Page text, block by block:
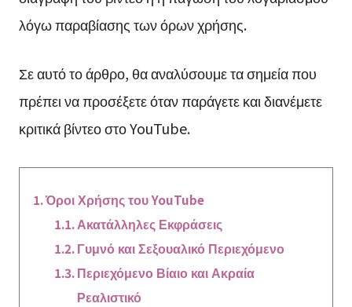
λόγω παραβίασης των όρων χρήσης.
Σε αυτό το άρθρο, θα αναλύσουμε τα σημεία που
πρέπει να προσέξετε όταν παράγετε και διανέμετε
κριτικά βίντεο στο YouTube.
Όροι Χρήσης του YouTube
Ακατάλληλες Εκφράσεις
Γυμνό και Σεξουαλικό Περιεχόμενο
Περιεχόμενο Βίαιο και Ακραία
Ρεαλιστικό